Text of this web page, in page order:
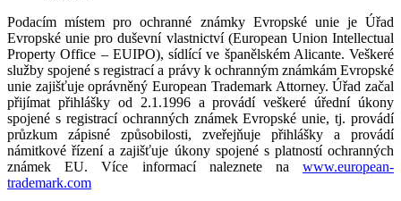
Podacím místem pro ochranné známky Evropské unie je Úřad
Evropské unie pro duševní vlastnictví (European Union Intellectual
Property Office – EUIPO), sídlící ve španělském Alicante. Veškeré
služby spojené s registrací a právy k ochranným známkám Evropské
unie zajišťuje oprávněný European Trademark Attorney. Úřad začal
přijímat přihlášky od 2.1.1996 a provádí veškeré úřední úkony
spojené s registrací ochranných známek Evropské unie, tj. provádí
průzkum zápisné způsobilosti, zveřejňuje přihlášky a provádí
námitkové řízení a zajišťuje úkony spojené s platností ochranných
známek EU. Více informací naleznete na www.european-
trademark.com